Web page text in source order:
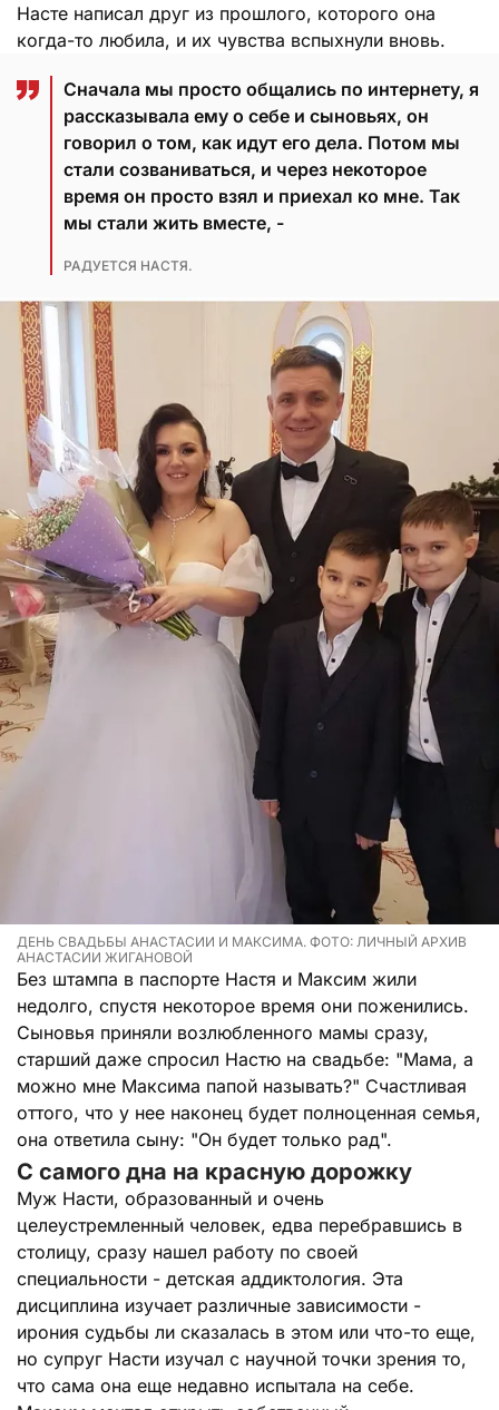
Насте написал друг из прошлого, которого она
когда-то любила, и их чувства вспыхнули вновь.
Сначала мы просто общались по интернету, я
рассказывала ему о себе и сыновьях, он
говорил о том, как идут его дела. Потом мы
стали созваниваться, и через некоторое
время он просто взял и приехал ко мне. Так
мы стали жить вместе, -
РАДУЕТСЯ НАСТЯ.
ДЕНЬ СВАДЬБЫ АНАСТАСИИ И МАКСИМА. ФОТО: ЛИЧНЫЙ АРХИВ
АНАСТАСИИ ЖИГАНОВОЙ
Без штампа в паспорте Настя и Максим жили
недолго, спустя некоторое время они поженились.
Сыновья приняли возлюбленного мамы сразу,
старший даже спросил Настю на свадьбе: "Мама, а
можно мне Максима папой называть?" Счастливая
оттого, что у нее наконец будет полноценная семья,
она ответила сыну: "Он будет только рад".
С самого дна на красную дорожку
Муж Насти, образованный и очень
целеустремленный человек, едва перебравшись в
столицу, сразу нашел работу по своей
специальности - детская аддиктология. Эта
дисциплина изучает различные зависимости -
ирония судьбы ли сказалась в этом или что-то еще,
но супруг Насти изучал с научной точки зрения то,
что сама она еще недавно испытала на себе.